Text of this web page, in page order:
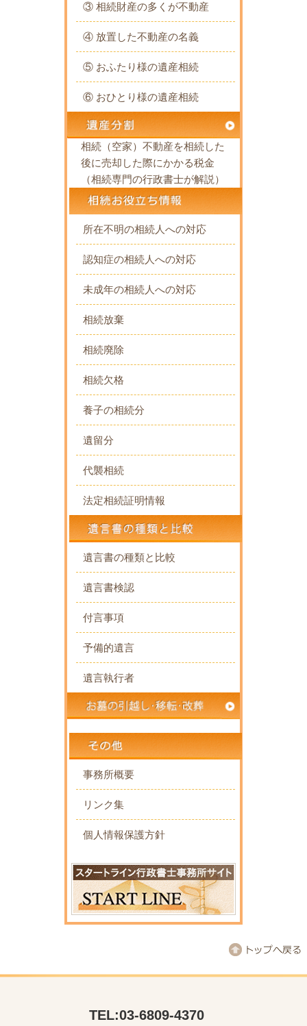
③ 相続財産の多くが不動産
④ 放置した不動産の名義
⑤ おふたり様の遺産相続
⑥ おひとり様の遺産相続
相続（空家）不動産を相続した
後に売却した際にかかる税金
（相続専門の行政書士が解説）
所在不明の相続人への対応
認知症の相続人への対応
未成年の相続人への対応
相続放棄
相続廃除
相続欠格
養子の相続分
遺留分
代襲相続
法定相続証明情報
遺言書の種類と比較
遺言書検認
付言事項
予備的遺言
遺言執行者
事務所概要
リンク集
個人情報保護方針
TEL:03-6809-4370